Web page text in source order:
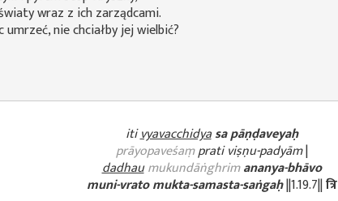
wraz z ich zarządcami.
umrzeć, nie chciałby jej wielbić?
itivyavacchidya sa pāṇḍaveyaḥ
prāyopaveśaṃprati viṣṇu-padyām|
dadhau mukundāṅghrim ananya-bhāvo
muni-vrato mukta-samasta-saṅgaḥ||1.19.7||त्रि